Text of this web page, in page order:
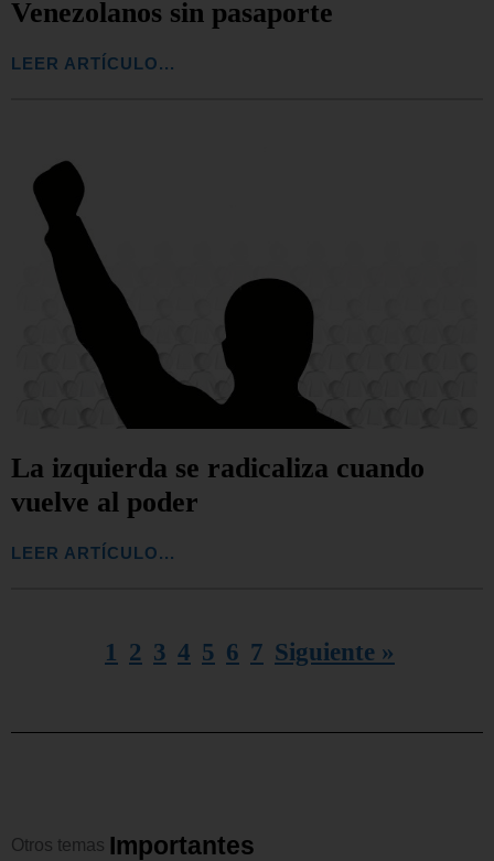
Venezolanos sin pasaporte
LEER ARTÍCULO...
La izquierda se radicaliza cuando
vuelve al poder
LEER ARTÍCULO...
1 2 3 4 5 6 7 Siguiente »
Otros temas Importantes